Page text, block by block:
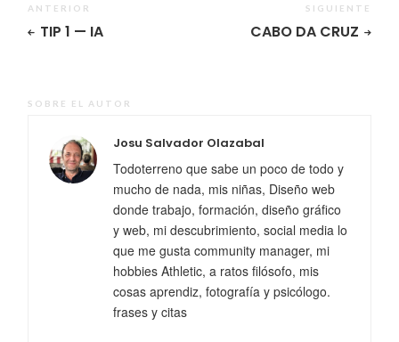
ANTERIOR
TIP 1 — IA
SIGUIENTE
CABO DA CRUZ
SOBRE EL AUTOR
Josu Salvador Olazabal
Todoterreno que sabe un poco de todo y
mucho de nada, mis niñas, Diseño web
donde trabajo, formación, diseño gráfico
y web, mi descubrimiento, social media lo
que me gusta community manager, mi
hobbies Athletic, a ratos filósofo, mis
cosas aprendiz, fotografía y psicólogo.
frases y citas